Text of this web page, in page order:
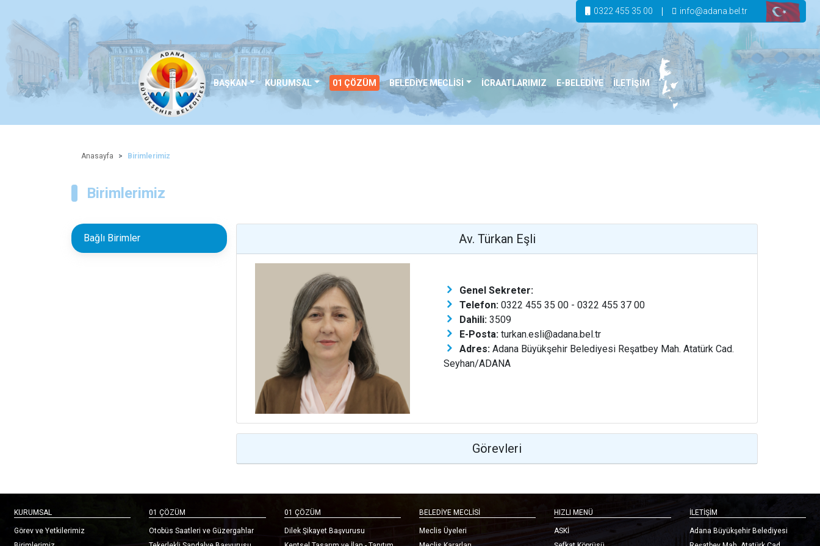
0322 455 35 00 info@adana.bel.tr
BAŞKAN KURUMSAL 01 ÇÖZÜM BELEDİYE MECLİSİ İCRAATLARIMIZ E-BELEDİYE İLETİŞİM
Anasayfa Birimlerimiz
Birimlerimiz
Bağlı Birimler Av. Türkan Eşli
Genel Sekreter:
Telefon: 0322 455 35 00 - 0322 455 37 00
Dahili: 3509
E-Posta: turkan.esli@adana.bel.tr
Adres: Adana Büyükşehir Belediyesi Reşatbey Mah. Atatürk Cad.
Seyhan/ADANA
Görevleri
KURUMSAL
Görev ve Yetkilerimiz
01 ÇÖZÜM
Otobüs Saatleri ve Güzergahlar
01 ÇÖZÜM
Dilek Şikayet Başvurusu
BELEDİYE MECLİSİ
Meclis Üyeleri
HIZLI MENÜ
ASKİ
İLETİŞİM
Adana Büyükşehir Belediyesi